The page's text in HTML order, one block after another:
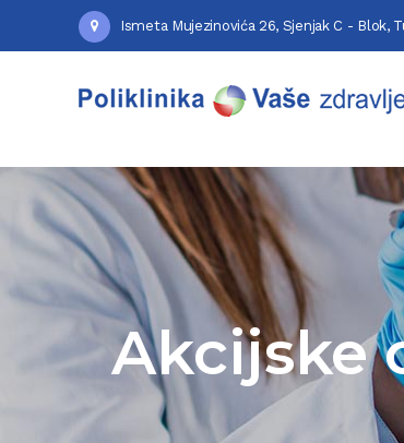
Ismeta Mujezinovića 26, Sjenjak C - Blok,
Akcijske